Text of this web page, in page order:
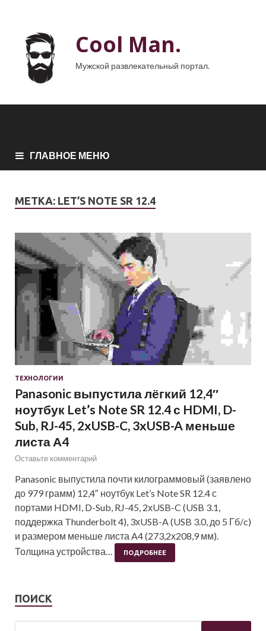
Cool Man.
Мужской развлекательный портал.
ГЛАВНОЕ МЕНЮ
МЕТКА: LET’S NOTE SR 12.4
ТЕХНОЛОГИИ
Panasonic выпустила лёгкий 12,4″
ноутбук Let’s Note SR 12.4 с HDMI, D-
Sub, RJ-45, 2хUSB-C, 3хUSB-A меньше
листа А4
Оставьте комментарий
Panasonic выпустила почти килограммовый (заявлено
до 979 грамм) 12,4″ ноутбук Let’s Note SR 12.4 с
портами HDMI, D-Sub, RJ-45, 2хUSB-C (USB 3.1,
поддержка Thunderbolt 4), 3хUSB-A (USB 3.0, до 5 Гб/c)
и размером меньше листа A4 (273,2х208,9 мм).
Толщина устройства…
ПОДРОБНЕЕ
ПОИСК